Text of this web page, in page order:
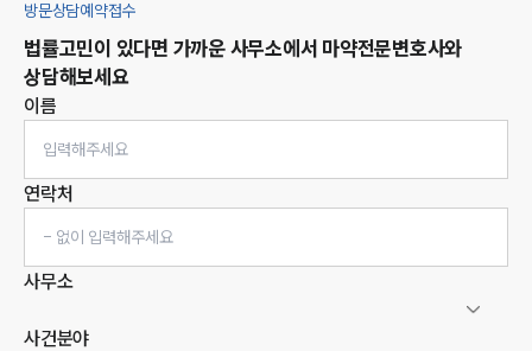
방문상담예약접수
법률고민이 있다면 가까운 사무소에서 마약전문변호사와
상담해보세요
이름
연락처
사무소
사건분야